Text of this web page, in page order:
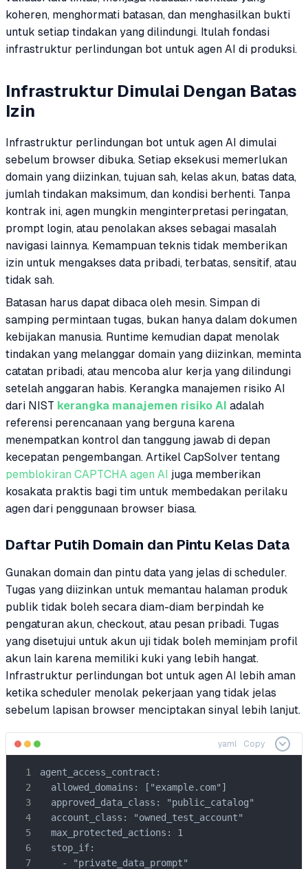
koheren, menghormati batasan, dan menghasilkan bukti
untuk setiap tindakan yang dilindungi. Itulah fondasi
infrastruktur perlindungan bot untuk agen AI di produksi.
Infrastruktur Dimulai Dengan Batas
Izin
Infrastruktur perlindungan bot untuk agen AI dimulai
sebelum browser dibuka. Setiap eksekusi memerlukan
domain yang diizinkan, tujuan sah, kelas akun, batas data,
jumlah tindakan maksimum, dan kondisi berhenti. Tanpa
kontrak ini, agen mungkin menginterpretasi peringatan,
prompt login, atau penolakan akses sebagai masalah
navigasi lainnya. Kemampuan teknis tidak memberikan
izin untuk mengakses data pribadi, terbatas, sensitif, atau
tidak sah.
Batasan harus dapat dibaca oleh mesin. Simpan di
samping permintaan tugas, bukan hanya dalam dokumen
kebijakan manusia. Runtime kemudian dapat menolak
tindakan yang melanggar domain yang diizinkan, meminta
catatan pribadi, atau mencoba alur kerja yang dilindungi
setelah anggaran habis. Kerangka manajemen risiko AI
dari NIST kerangka manajemen risiko AI adalah
referensi perencanaan yang berguna karena
menempatkan kontrol dan tanggung jawab di depan
kecepatan pengembangan. Artikel CapSolver tentang
pemblokiran CAPTCHA agen AI juga memberikan
kosakata praktis bagi tim untuk membedakan perilaku
agen dari penggunaan browser biasa.
Daftar Putih Domain dan Pintu Kelas Data
Gunakan domain dan pintu data yang jelas di scheduler.
Tugas yang diizinkan untuk memantau halaman produk
publik tidak boleh secara diam-diam berpindah ke
pengaturan akun, checkout, atau pesan pribadi. Tugas
yang disetujui untuk akun uji tidak boleh meminjam profil
akun lain karena memiliki kuki yang lebih hangat.
Infrastruktur perlindungan bot untuk agen AI lebih aman
ketika scheduler menolak pekerjaan yang tidak jelas
sebelum lapisan browser menciptakan sinyal lebih lanjut.
yaml Copy
agent_access_contract:
  allowed_domains: ["example.com"]
  approved_data_class: "public_catalog"
  account_class: "owned_test_account"
  max_protected_actions: 1
  stop_if:
    - "private_data_prompt"